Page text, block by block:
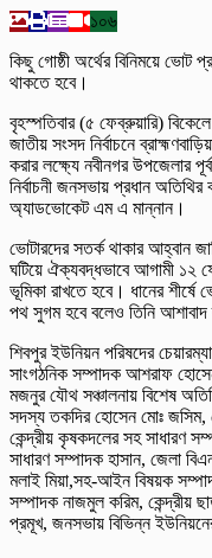
১০৬
কিছু গোষ্ঠী অর্থের বিনিময়ে ভোট
থাকতে হবে।
বৃহস্পতিবার (৫ ফেব্রুয়ারি)
জাতীয় সংসদ নির্বাচনে
করার লক্ষ্যে নবীনগর উপজেলার
নির্বাচনী জনসভায় প্রধান
অ্যাডভোকেট এম এ মান্নান।
ভোটারদের সতর্ক থাকার আহ্বান
ঘটিয়ে ঐক্যবদ্ধভাবে আগামী ১২
ভূমিকা রাখতে হবে। ধানের
পথ সুগম হবে বলেও তিনি
শিবপুর ইউনিয়ন পরিষদের
সাংগঠনিক সম্পাদক আশরাফ
মজনুর যৌথ সঞ্চালনায় বিশেষ
সদস্য তকদির হোসেন মোঃ জসিম,
কেন্দ্রীয় কৃষকদলের সহ সাধারণ
সাধারণ সম্পাদক হাসান, জেলা
মলাই মিয়া,সহ-আইন বিষয়ক
সম্পাদক নাজমুল করিম, কেন্দ্রীয়
প্রমূখ, জনসভায় বিভিন্ন